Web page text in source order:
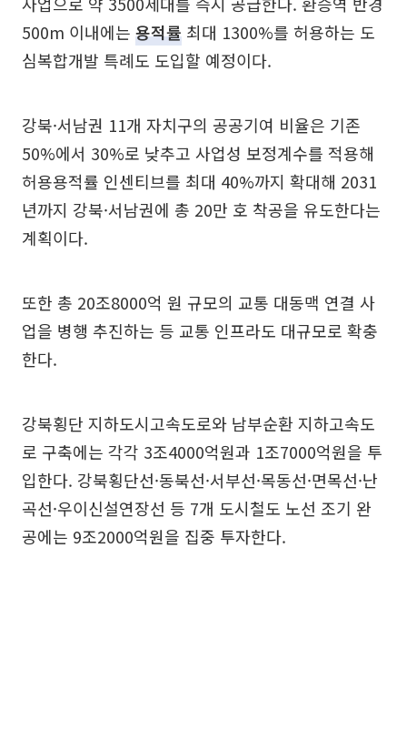
500m 이내에는 용적률 최대 1300%를 허용하는 도
심복합개발 특례도 도입할 예정이다.
강북·서남권 11개 자치구의 공공기여 비율은 기존
50%에서 30%로 낮추고 사업성 보정계수를 적용해
허용용적률 인센티브를 최대 40%까지 확대해 2031
년까지 강북·서남권에 총 20만 호 착공을 유도한다는
계획이다.
또한 총 20조8000억 원 규모의 교통 대동맥 연결 사
업을 병행 추진하는 등 교통 인프라도 대규모로 확충
한다.
강북횡단 지하도시고속도로와 남부순환 지하고속도
로 구축에는 각각 3조4000억원과 1조7000억원을 투
입한다. 강북횡단선·동북선·서부선·목동선·면목선·난
곡선·우이신설연장선 등 7개 도시철도 노선 조기 완
공에는 9조2000억원을 집중 투자한다.